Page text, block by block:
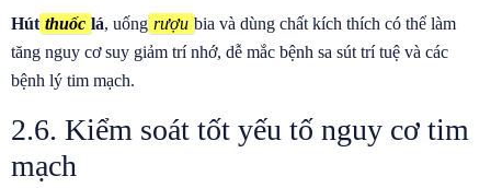
Hút thuốc lá, uống rượu bia và dùng chất kích thích có thể làm
tăng nguy cơ suy giảm trí nhớ, dễ mắc bệnh sa sút trí tuệ và các
bệnh lý tim mạch.
2.6. Kiểm soát tốt yếu tố nguy cơ tim
mạch